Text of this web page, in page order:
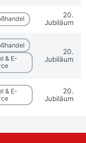
20.
Jubiläum
& E-
20.
Jubiläum
& E-
20.
Jubiläum